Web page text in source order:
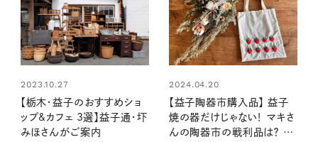
2023.10.27
【栃木・益子のおすすめショ
ップ&カフェ 3選】益子通・圷
みほさんがご案内
2024.04.20
【益子陶器市購入品】 益子
焼の器だけじゃない！ マキさ
んの陶器市の戦利品は？ 地